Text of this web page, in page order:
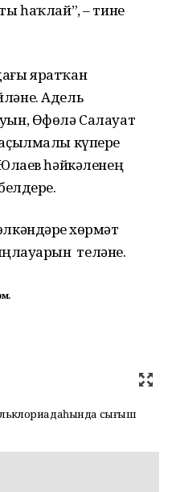
һаҡлай”, – тине
яратҡан
Адель
Өфөлә Салауат
күперҙе
һәйкәленең
хөрмәт
теләне.
сығыш